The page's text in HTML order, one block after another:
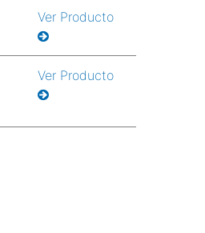
Ver Producto
Ver Producto